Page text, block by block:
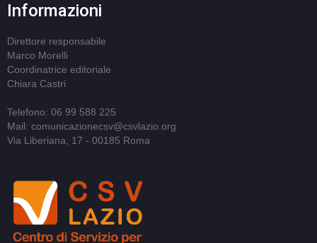
Informazioni
Direttore responsabile
Marco Morelli
Coordinatrice editoriale
Chiara Castri
Telefono: 06 99 588 225
Mail: comunicazionecsv@csvlazio.org
Via Liberiana, 17 - 00185 Roma